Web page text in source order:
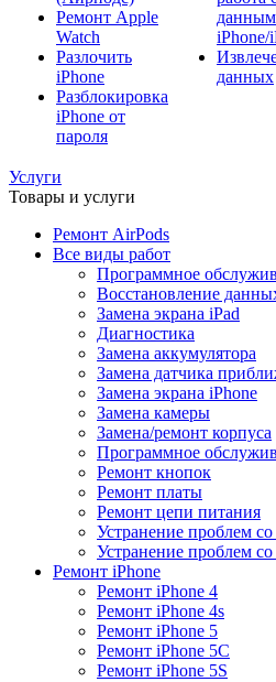
Ремонт Apple
Watch
Разлочить
iPhone
Разблокировка
iPhone от
пароля
iPhone/
данных
Услуги
Товары и услуги
Ремонт AirPods
Все виды работ
Программное
Восстановление
Замена экрана iPad
Диагностика
Замена аккумулятора
Замена датчика
Замена экрана iPhone
Замена камеры
Замена/ремонт корпуса
Программное
Ремонт кнопок
Ремонт платы
Ремонт цепи питания
Устранение проблем со
Устранение проблем со
Ремонт iPhone
Ремонт iPhone 4
Ремонт iPhone 4s
Ремонт iPhone 5
Ремонт iPhone 5C
Ремонт iPhone 5S